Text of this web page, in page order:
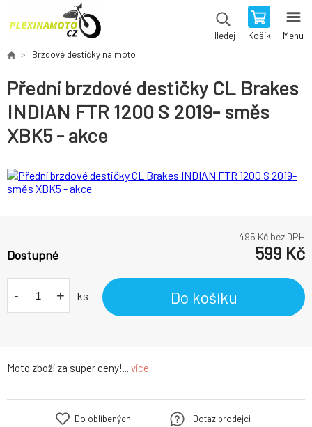
Hledej Košík Menu
Brzdové destičky na moto
Přední brzdové destičky CL Brakes
INDIAN FTR 1200 S 2019- směs
XBK5 - akce
Moto zboží za super ceny!... více
495 Kč bez DPH
Dostupné 599 Kč
- + ks Do košíku
Do oblíbených
Dotaz prodejci